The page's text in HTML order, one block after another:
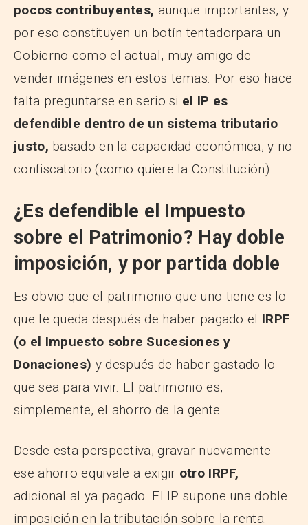
pocos contribuyentes, aunque importantes, y
por eso constituyen un botín tentadorpara un
Gobierno como el actual, muy amigo de
vender imágenes en estos temas. Por eso hace
falta preguntarse en serio si el IP es
defendible dentro de un sistema tributario
justo, basado en la capacidad económica, y no
confiscatorio (como quiere la Constitución).
¿Es defendible el Impuesto
sobre el Patrimonio? Hay doble
imposición, y por partida doble
Es obvio que el patrimonio que uno tiene es lo
que le queda después de haber pagado el IRPF
(o el Impuesto sobre Sucesiones y
Donaciones) y después de haber gastado lo
que sea para vivir. El patrimonio es,
simplemente, el ahorro de la gente.
Desde esta perspectiva, gravar nuevamente
ese ahorro equivale a exigir otro IRPF,
adicional al ya pagado. El IP supone una doble
imposición en la tributación sobre la renta.